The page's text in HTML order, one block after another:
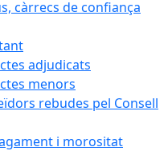
càrrecs de confiança
adjudicats
menors
rebudes pel Consell
i morositat